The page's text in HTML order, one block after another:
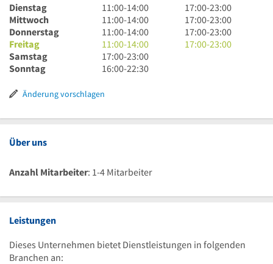
Dienstag
11
Uhr
bis
14
Uhr
11:00-14:00
17
Uhr
bis
23
17:00-23:00
Mittwoch
11
Uhr
bis
14
Uhr
11:00-14:00
17
Uhr
bis
17:00-23:00
Donnerstag
11
Uhr
bis
14
11:00-14:00
17
Uhr
17:00-23:00
Freitag
11
Uhr
bis
Uhr
11:00-14:00
17
17:00-23:00
Samstag
17
Uhr
23
17:00-23:00
Sonntag
16
bis
Uhr
16:00-22:30
Änderung vorschlagen
Über uns
Anzahl Mitarbeiter: 1-4 Mitarbeiter
Leistungen
Dieses Unternehmen bietet Dienstleistungen in folgenden
Branchen an: